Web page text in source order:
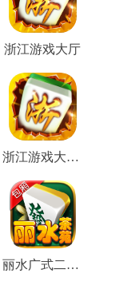
浙江游戏大厅
浙江游戏大厅官方版
丽水广式二人麻将